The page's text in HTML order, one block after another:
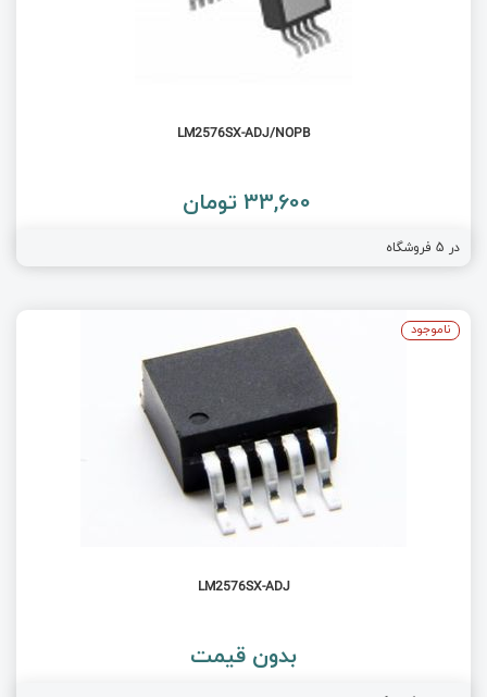
LM2576SX-ADJ/NOPB
33,600 تومان
در 5 فروشگاه
LM2576SX-ADJ
بدون قیمت
ناموجود